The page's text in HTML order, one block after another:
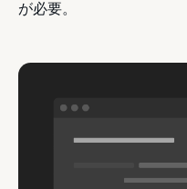
が必要。